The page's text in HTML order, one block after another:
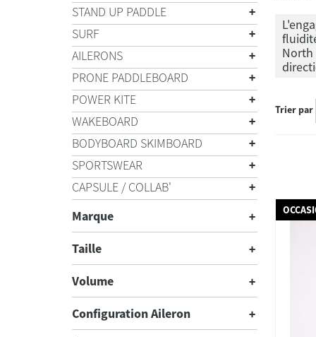
STAND UP PADDLE
SURF
AILERONS
PRONE PADDLEBOARD
POWER KITE
WAKEBOARD
BODYBOARD SKIMBOARD
SPORTSWEAR
CAPSULE / COLLAB'
Marque
Taille
Volume
Configuration Aileron
North
Trier par